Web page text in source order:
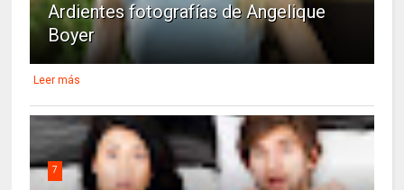
Ardientes fotografías de Angelique
Boyer
Leer más
7